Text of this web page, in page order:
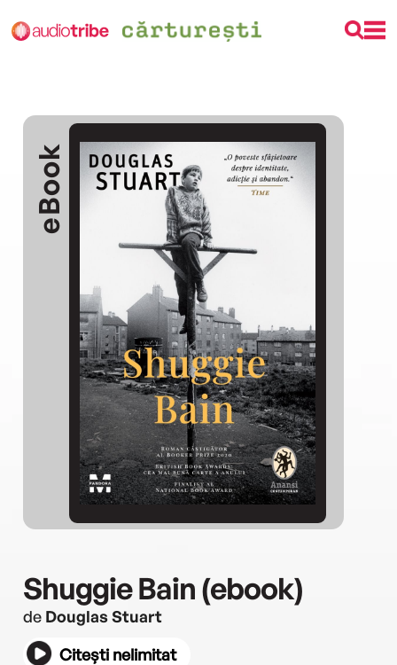
eBook
Shuggie Bain (ebook)
de Douglas Stuart
Citești nelimitat